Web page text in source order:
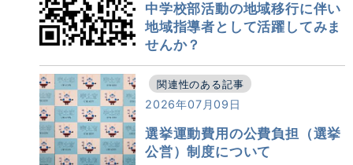
中学校部活動の地域移行に伴い
地域指導者として活躍してみま
せんか？
関連性のある記事
2026年07月09日
選挙運動費用の公費負担（選挙
公営）制度について